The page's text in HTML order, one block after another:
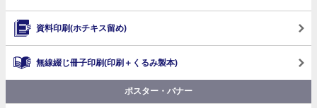
資料印刷(ホチキス留め)
無線綴じ冊子印刷(印刷＋くるみ製本)
ポスター・バナー